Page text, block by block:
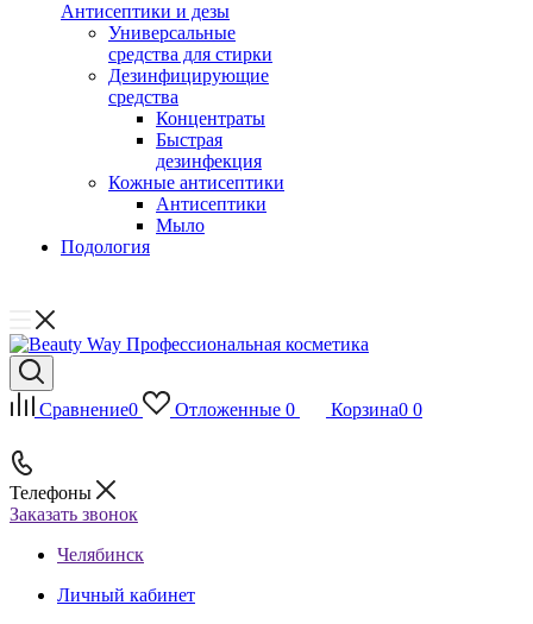
Антисептики и дезы
Универсальные
средства для стирки
Дезинфицирующие
средства
Концентраты
Быстрая
дезинфекция
Кожные антисептики
Антисептики
Мыло
Подология
Сравнение0 Отложенные 0 Корзина0 0
Телефоны
Заказать звонок
Челябинск
Личный кабинет